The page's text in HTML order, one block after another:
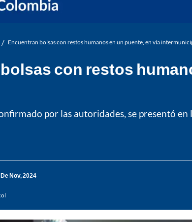
/ Encuentran bolsas con restos humanos en un puente, en vía
con restos
por las autoridades, se presentó
Nov, 2024